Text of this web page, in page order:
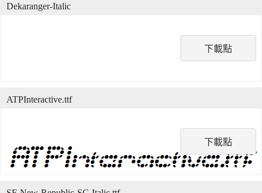
下載點
Dekaranger-Italic
下載點
ATPInteractive.ttf